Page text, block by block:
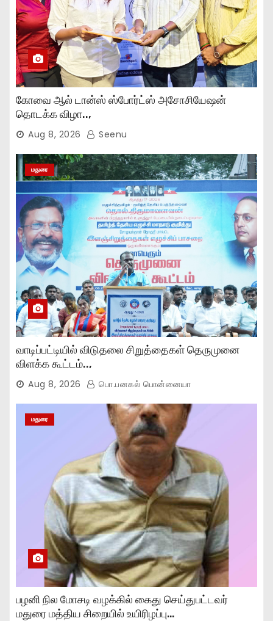
கோவை ஆல் டான்ஸ் ஸ்போர்ட்ஸ் அசோசியேஷன்
தொடக்க விழா..,
Aug 8, 2026 Seenu
மதுரை
வாடிப்பட்டியில் விடுதலை சிறுத்தைகள் தெருமுனை
விளக்க கூட்டம்..,
Aug 8, 2026 பொ.பனகல் பொன்னையா
மதுரை
பழனி நில மோசடி வழக்கில் கைது செய்துபட்டவர்
மதுரை மத்திய சிறையில் உயிரிழப்பு…